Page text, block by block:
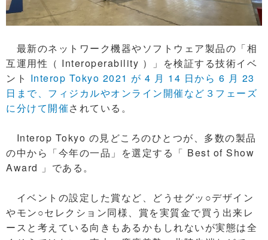
最新のネットワーク機器やソフトウェア製品の「相
互運用性（ Interoperability ）」を検証する技術イベ
ント Interop Tokyo 2021 が 4 月 14 日から 6 月 23
日まで、フィジカルやオンライン開催など３フェーズ
に分けて開催されている。
Interop Tokyo の見どころのひとつが、多数の製品
の中から「今年の一品」を選定する「 Best of Show
Award 」である。
イベントの設定した賞など、どうせグッ○デザイン
やモン○セレクション同様、賞を実質金で買う出来レ
ースと考えている向きもあるかもしれないが実態は全